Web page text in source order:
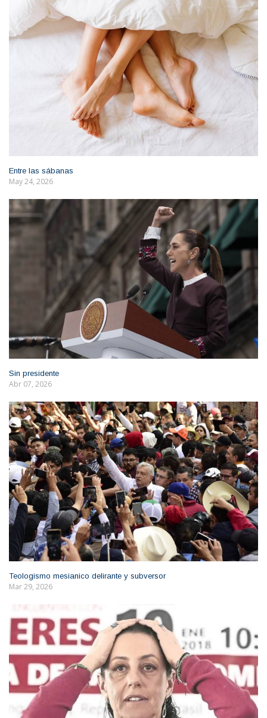
Entre las sábanas
May 24, 2026
Sin presidente
Abr 07, 2026
Teologismo mesianico delirante y subversor
Mar 29, 2026